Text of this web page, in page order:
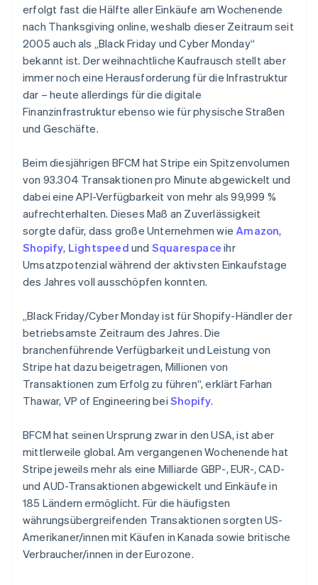
erfolgt fast die Hälfte aller Einkäufe am Wochenende
nach Thanksgiving online, weshalb dieser Zeitraum seit
2005 auch als „Black Friday und Cyber Monday“
bekannt ist. Der weihnachtliche Kaufrausch stellt aber
immer noch eine Herausforderung für die Infrastruktur
dar – heute allerdings für die digitale
Finanzinfrastruktur ebenso wie für physische Straßen
und Geschäfte.
Beim diesjährigen BFCM hat Stripe ein Spitzenvolumen
von 93.304 Transaktionen pro Minute abgewickelt und
dabei eine API-Verfügbarkeit von mehr als 99,999 %
aufrechterhalten. Dieses Maß an Zuverlässigkeit
sorgte dafür, dass große Unternehmen wieAmazon,
Shopify, Lightspeed und Squarespace ihr
Umsatzpotenzial während der aktivsten Einkaufstage
des Jahres voll ausschöpfen konnten.
„Black Friday/Cyber Monday ist für Shopify-Händler der
betriebsamste Zeitraum des Jahres. Die
branchenführende Verfügbarkeit und Leistung von
Stripe hat dazu beigetragen, Millionen von
Transaktionen zum Erfolg zu führen“, erklärt Farhan
Thawar, VP of Engineering bei Shopify.
BFCM hat seinen Ursprung zwar in den USA, ist aber
mittlerweile global. Am vergangenen Wochenende hat
Stripe jeweils mehr als eine Milliarde GBP-, EUR-, CAD-
und AUD-Transaktionen abgewickelt und Einkäufe in
185 Ländern ermöglicht. Für die häufigsten
währungsübergreifenden Transaktionen sorgten US-
Amerikaner/innen mit Käufen in Kanada sowie britische
Verbraucher/innen in der Eurozone.